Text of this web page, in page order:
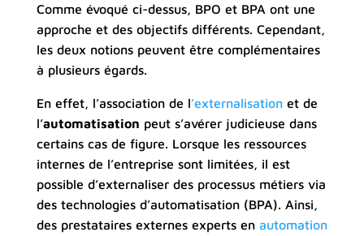
Comme évoqué ci-dessus, BPO et BPA ont une
approche et des objectifs différents. Cependant,
les deux notions peuvent être complémentaires
à plusieurs égards.
En effet, l’association de l’externalisationet de
l’automatisation peut s’avérer judicieuse dans
certains cas de figure. Lorsque les ressources
internes de l’entreprise sont limitées, il est
possible d’externaliser des processus métiers via
des technologies d’automatisation (BPA). Ainsi,
des prestataires externes experts en automation